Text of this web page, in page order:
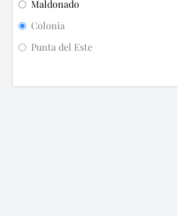
Maldonado
Colonia
Punta del Este